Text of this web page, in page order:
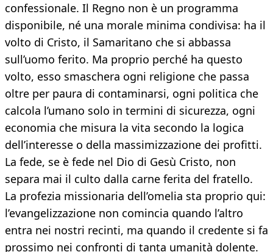
confessionale. Il Regno non è un programma
disponibile, né una morale minima condivisa: ha il
volto di Cristo, il Samaritano che si abbassa
sull’uomo ferito. Ma proprio perché ha questo
volto, esso smaschera ogni religione che passa
oltre per paura di contaminarsi, ogni politica che
calcola l’umano solo in termini di sicurezza, ogni
economia che misura la vita secondo la logica
dell’interesse o della massimizzazione dei profitti.
La fede, se è fede nel Dio di Gesù Cristo, non
separa mai il culto dalla carne ferita del fratello.
La profezia missionaria dell’omelia sta proprio qui:
l’evangelizzazione non comincia quando l’altro
entra nei nostri recinti, ma quando il credente si fa
prossimo nei confronti di tanta umanità dolente.